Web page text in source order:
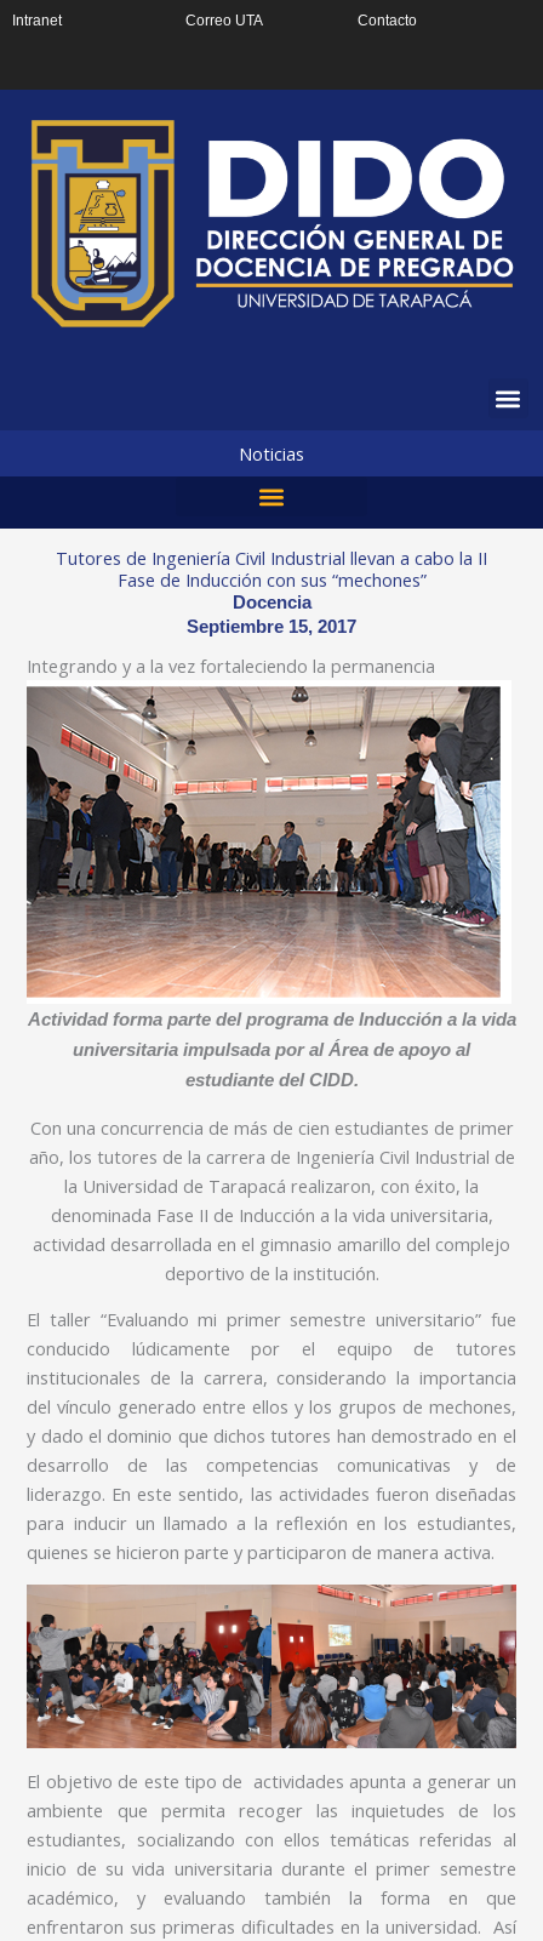
Intranet Correo UTA Contacto
Noticias
Tutores de Ingeniería Civil Industrial llevan a cabo la II
Fase de Inducción con sus “mechones”
Docencia
Septiembre 15, 2017
Integrando y a la vez fortaleciendo la permanencia
Actividad forma parte del programa de Inducción a la vida
universitaria impulsada por al Área de apoyo al
estudiante del CIDD.
Con una concurrencia de más de cien estudiantes de primer
año, los tutores de la carrera de Ingeniería Civil Industrial de
la Universidad de Tarapacá realizaron, con éxito, la
denominada Fase II de Inducción a la vida universitaria,
actividad desarrollada en el gimnasio amarillo del complejo
deportivo de la institución.
El taller “Evaluando mi primer semestre universitario” fue
conducido lúdicamente por el equipo de tutores
institucionales de la carrera, considerando la importancia
del vínculo generado entre ellos y los grupos de mechones,
y dado el dominio que dichos tutores han demostrado en el
desarrollo de las competencias comunicativas y de
liderazgo. En este sentido, las actividades fueron diseñadas
para inducir un llamado a la reflexión en los estudiantes,
quienes se hicieron parte y participaron de manera activa.
El objetivo de este tipo de actividades apunta a generar un
ambiente que permita recoger las inquietudes de los
estudiantes, socializando con ellos temáticas referidas al
inicio de su vida universitaria durante el primer semestre
académico, y evaluando también la forma en que
enfrentaron sus primeras dificultades en la universidad. Así